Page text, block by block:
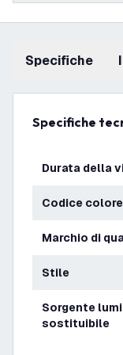
Specifiche
Specifiche
Durata della
Codice colore
Marchio di
Stile
Sorgente luminosa
sostituibile